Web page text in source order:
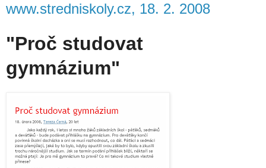
www.stredniskoly.cz, 18. 2. 2008
"Proč studovat
gymnázium"